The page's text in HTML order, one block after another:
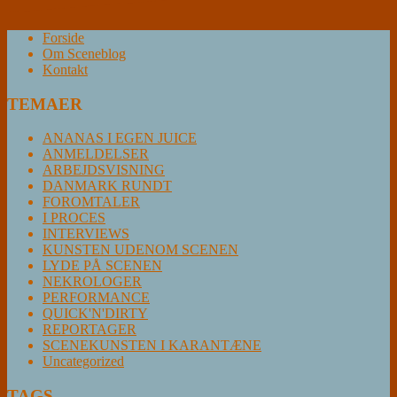
Forside
Om Sceneblog
Kontakt
TEMAER
ANANAS I EGEN JUICE
ANMELDELSER
ARBEJDSVISNING
DANMARK RUNDT
FOROMTALER
I PROCES
INTERVIEWS
KUNSTEN UDENOM SCENEN
LYDE PÅ SCENEN
NEKROLOGER
PERFORMANCE
QUICK'N'DIRTY
REPORTAGER
SCENEKUNSTEN I KARANTÆNE
Uncategorized